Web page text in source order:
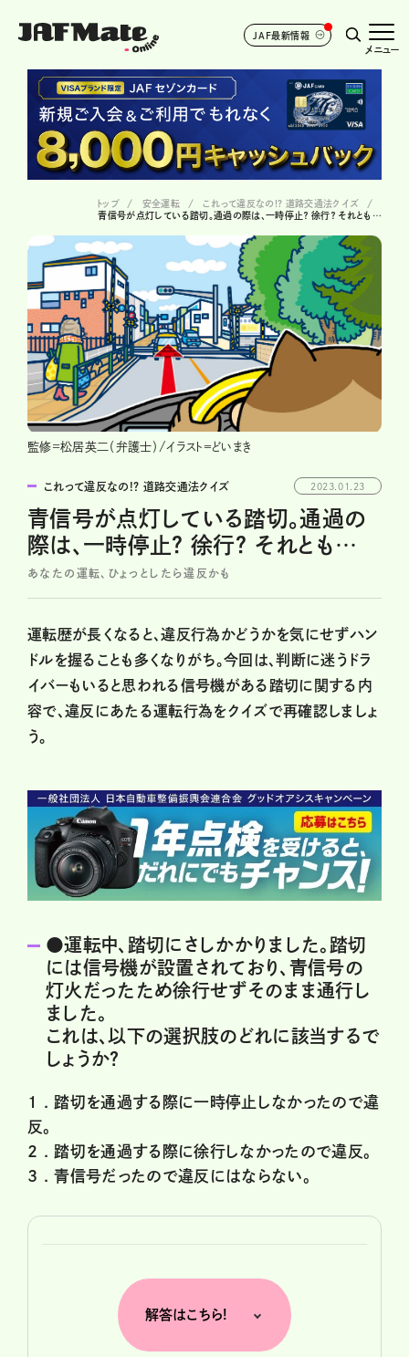
JAF最新情報
メニュー
トップ 安全運転
これって違反なの!? 道路交通法クイズ
青信号が点灯している踏切。通過の際は、一時停止？ 徐行？ それとも…
監修=松居英二（弁護士）/イラスト＝どいまき
これって違反なの!? 道路交通法クイズ 2023.01.23
青信号が点灯している踏切。通過の
際は、一時停止？ 徐行？ それとも…
あなたの運転、ひょっとしたら違反かも
運転歴が長くなると、違反行為かどうかを気にせずハン
ドルを握ることも多くなりがち。今回は、判断に迷うドラ
イバーもいると思われる信号機がある踏切に関する内
容で、違反にあたる運転行為をクイズで再確認しましょ
う。
●運転中、踏切にさしかかりました。踏切
には信号機が設置されており、青信号の
灯火だったため徐行せずそのまま通行し
ました。
これは、以下の選択肢のどれに該当するで
しょうか？
1 . 踏切を通過する際に一時停止しなかったので違
反。
2 . 踏切を通過する際に徐行しなかったので違反。
3 .青信号だったので違反にはならない。
解答はこちら!